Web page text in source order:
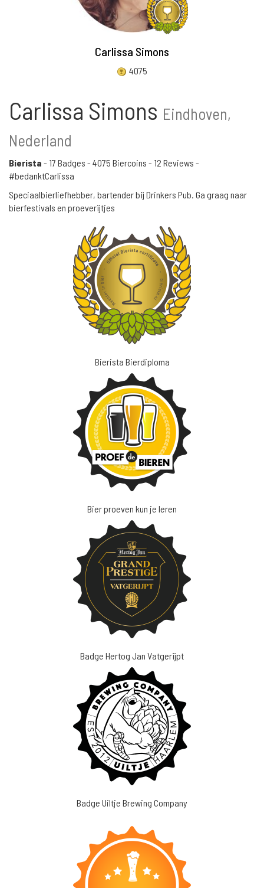
Carlissa Simons
4075
Carlissa Simons Eindhoven,
Nederland
Bierista - 17 Badges - 4075 Biercoins - 12 Reviews -
#bedanktCarlissa
Speciaalbierliefhebber, bartender bij Drinkers Pub. Ga graag naar
bierfestivals en proeverijtjes
Bierista Bierdiploma
Bier proeven kun je leren
Badge Hertog Jan Vatgerijpt
Badge Uiltje Brewing Company